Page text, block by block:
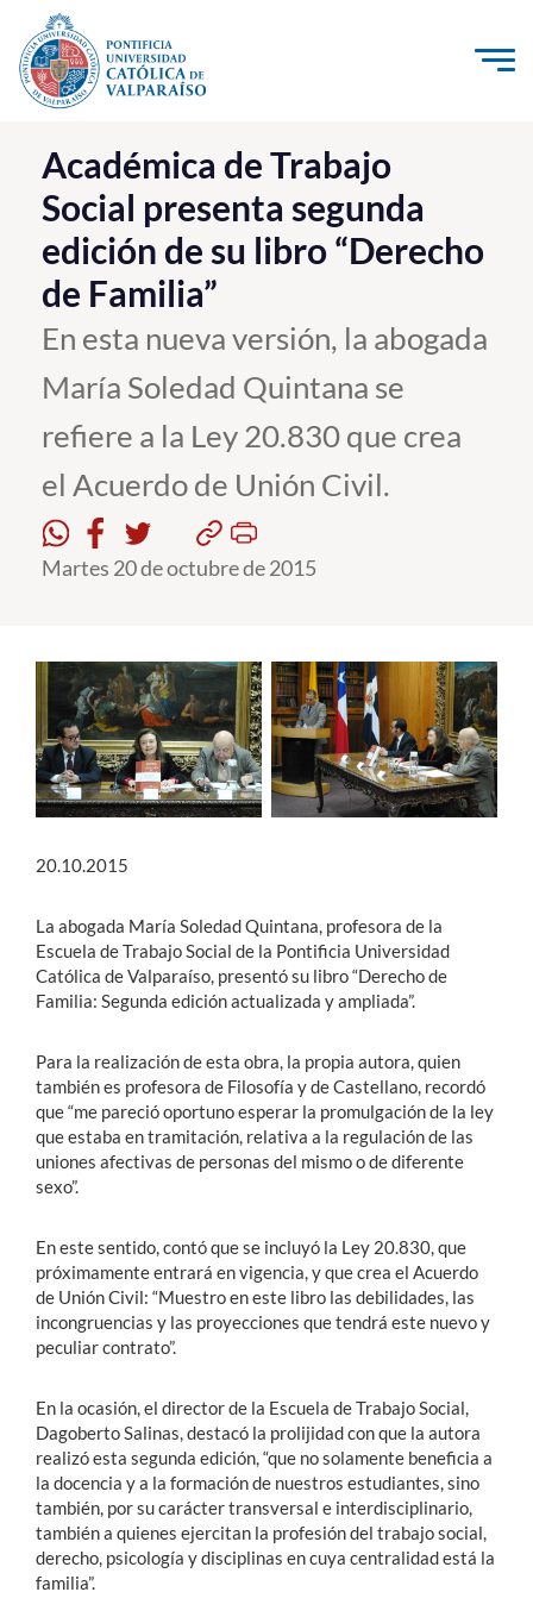
Click acá para ir directamente al contenido
La Universidad
Investigación, Creación e Innovación
PUCV Internacional
Vinculación con el Medio
Admisión
Pregrado
Postgrado
Formación Continua
Funcionarios
Alumni
Académica de Trabajo
Social presenta segunda
edición de su libro “Derecho
de Familia”
En esta nueva versión, la abogada
María Soledad Quintana se
refiere a la Ley 20.830 que crea
el Acuerdo de Unión Civil.
Martes 20 de octubre de 2015
20.10.2015
La abogada María Soledad Quintana, profesora de la
Escuela de Trabajo Social de la Pontificia Universidad
Católica de Valparaíso, presentó su libro “Derecho de
Familia: Segunda edición actualizada y ampliada”.
Para la realización de esta obra, la propia autora, quien
también es profesora de Filosofía y de Castellano, recordó
que “me pareció oportuno esperar la promulgación de la ley
que estaba en tramitación, relativa a la regulación de las
uniones afectivas de personas del mismo o de diferente
sexo”.
En este sentido, contó que se incluyó la Ley 20.830, que
próximamente entrará en vigencia, y que crea el Acuerdo
de Unión Civil: “Muestro en este libro las debilidades, las
incongruencias y las proyecciones que tendrá este nuevo y
peculiar contrato”.
En la ocasión, el director de la Escuela de Trabajo Social,
Dagoberto Salinas, destacó la prolijidad con que la autora
realizó esta segunda edición, “que no solamente beneficia a
la docencia y a la formación de nuestros estudiantes, sino
también, por su carácter transversal e interdisciplinario,
también a quienes ejercitan la profesión del trabajo social,
derecho, psicología y disciplinas en cuya centralidad está la
familia”.